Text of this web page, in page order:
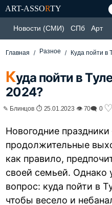
ART-ASSORTY
Новости (СМИ) СПб Арт
Главная Разное Куда пойти в
Куда пойти в
2024?
✎ Блинцов ⏱ 25.01.2023 👁 70🗨 0 ♡
Новогодние
продолжительные
как правило,
своей семьей. Однако
вопрос: куда пойти в
чтобы весело и